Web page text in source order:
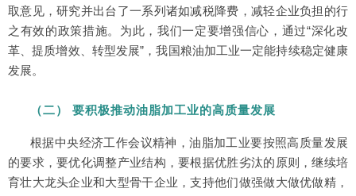
取意见，研究并出台了一系列诸如减税降费，减轻企业负担的行
之有效的政策措施。为此，我们一定要增强信心，通过“深化改
革、提质增效、转型发展”，我国粮油加工业一定能持续稳定健康
发展。
（二） 要积极推动油脂加工业的高质量发展
根据中央经济工作会议精神，油脂加工业要按照高质量发展
的要求，要优化调整产业结构，要根据优胜劣汰的原则，继续培
育壮大龙头企业和大型骨干企业，支持他们做强做大做优做精，